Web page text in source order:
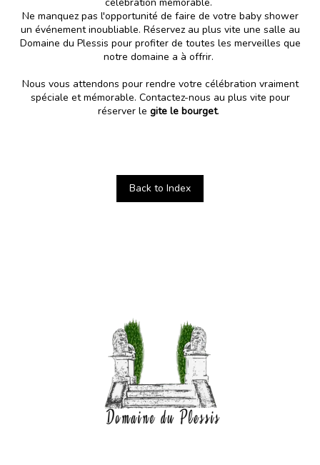
Ne manquez pas l'opportunité de faire de votre baby shower
un événement inoubliable. Réservez au plus vite une salle au
Domaine du Plessis pour profiter de toutes les merveilles que
notre domaine a à offrir.
Nous vous attendons pour rendre votre célébration vraiment
spéciale et mémorable. Contactez-nous au plus vite pour
réserver le gite le bourget.
Back to Index